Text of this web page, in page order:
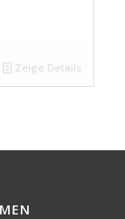
Zeige Details